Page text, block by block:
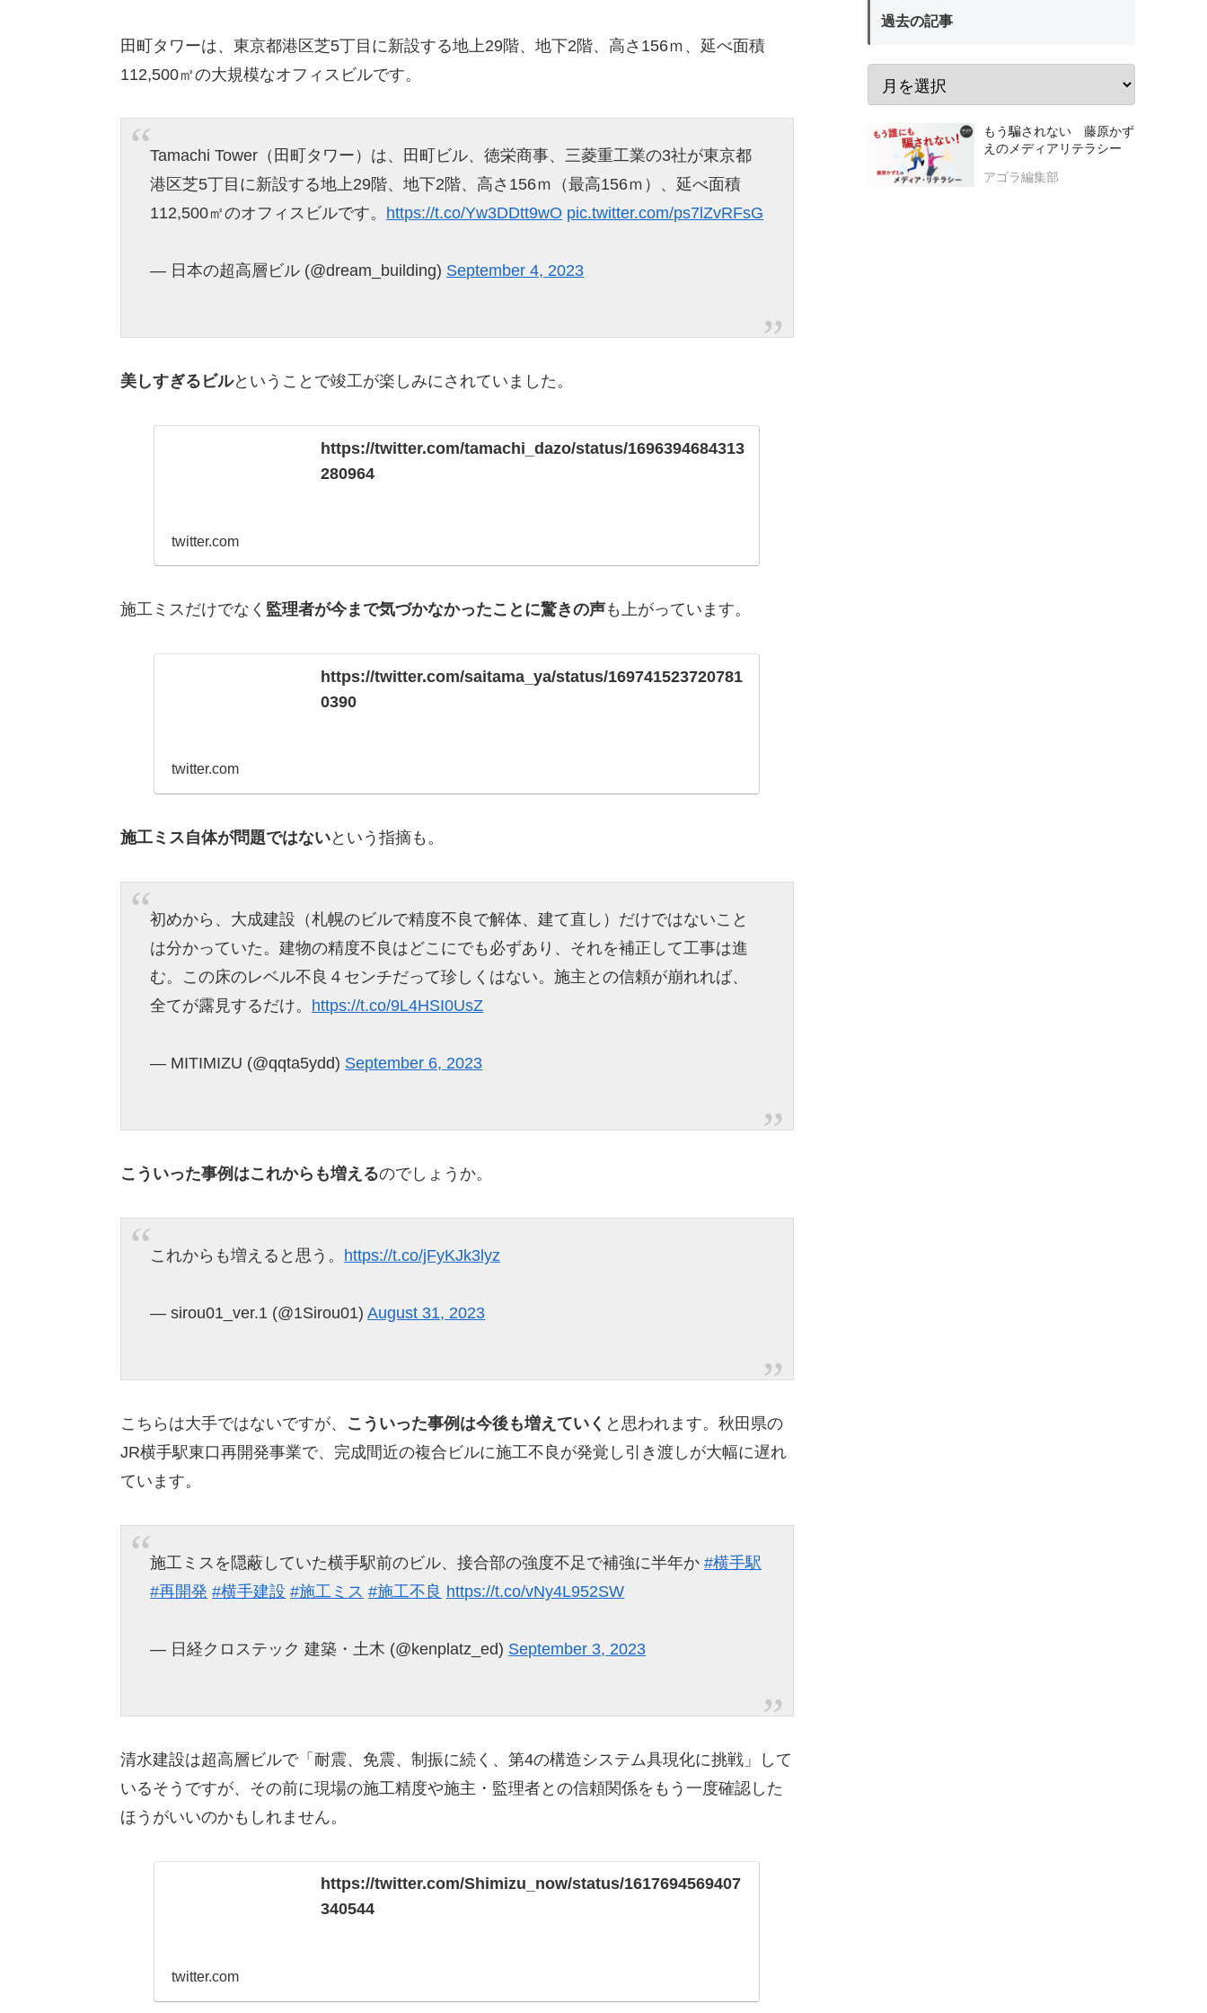
田町タワーは、東京都港区芝5丁目に新設する地上29階、地下2階、高さ156ｍ、延べ面積
112,500㎡の大規模なオフィスビルです。
Tamachi Tower（田町タワー）は、田町ビル、徳栄商事、三菱重工業の3社が東京都
港区芝5丁目に新設する地上29階、地下2階、高さ156ｍ（最高156ｍ）、延べ面積
112,500㎡のオフィスビルです。 https://t.co/Yw3DDtt9wO pic.twitter.com/ps7lZvRFsG
— 日本の超高層ビル (@dream_building) September 4, 2023
美しすぎるビルということで竣工が楽しみにされていました。
https://twitter.com/tamachi_dazo/status/1696394684313
280964
twitter.com
施工ミスだけでなく 監理者が今まで気づかなかったことに驚きの声も上がっています。
https://twitter.com/saitama_ya/status/169741523720781
0390
twitter.com
施工ミス自体が問題ではないという指摘も。
初めから、大成建設（札幌のビルで精度不良で解体、建て直し）だけではないこと
は分かっていた。建物の精度不良はどこにでも必ずあり、それを補正して工事は進
む。この床のレベル不良４センチだって珍しくはない。施主との信頼が崩れれば、
全てが露見するだけ。 https://t.co/9L4HSI0UsZ
— MITIMIZU (@qqta5ydd) September 6, 2023
こういった事例はこれからも増えるのでしょうか。
これからも増えると思う。 https://t.co/jFyKJk3lyz
— sirou01_ver.1 (@1Sirou01)August 31, 2023
こちらは大手ではないですが、 こういった事例は今後も増えていく と思われます。秋田県の
JR横手駅東口再開発事業で、完成間近の複合ビルに施工不良が発覚し引き渡しが大幅に遅れ
ています。
施工ミスを隠蔽していた横手駅前のビル、接合部の強度不足で補強に半年か#横手駅
#再開発 #横手建設 #施工ミス #施工不良 https://t.co/vNy4L952SW
— 日経クロステック 建築・土木 (@kenplatz_ed) September 3, 2023
清水建設は超高層ビルで「耐震、免震、制振に続く、第4の構造システム具現化に挑戦」して
いるそうですが、その前に現場の施工精度や施主・監理者との信頼関係をもう一度確認した
ほうがいいのかもしれません。
https://twitter.com/Shimizu_now/status/1617694569407
340544
twitter.com
過去の記事
もう騙されない 藤原かず
えのメディアリテラシー
アゴラ編集部